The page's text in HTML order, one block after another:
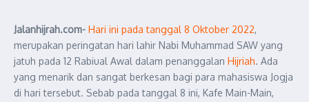
Jalanhijrah.com- Hari ini pada tanggal 8 Oktober 2022,
merupakan peringatan hari lahir Nabi Muhammad SAW yang
jatuh pada 12 Rabiual Awal dalam penanggalan Hijriah. Ada
yang menarik dan sangat berkesan bagi para mahasiswa Jogja
di hari tersebut. Sebab pada tanggal 8 ini, Kafe Main-Main,